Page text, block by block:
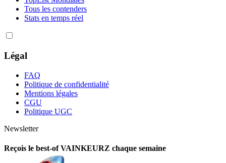
Tous les contenders
Stats en temps réel
Légal
FAQ
Politique de confidentialité
Mentions légales
CGU
Politique UGC
Newsletter
Reçois le best-of VAINKEURZ chaque semaine